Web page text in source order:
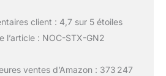
client : 4,7 sur 5 étoiles
l’article : NOC-STX-GN2
ventes d’Amazon : 373 247